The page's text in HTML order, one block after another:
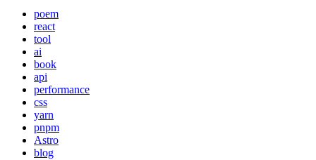
poem
react
tool
ai
book
api
performance
css
yarn
pnpm
Astro
blog